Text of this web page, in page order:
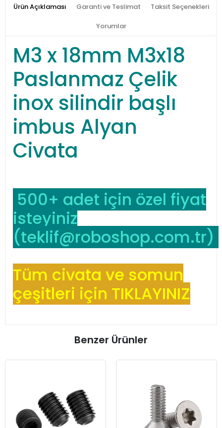
Ürün Açıklaması Garanti ve Teslimat Taksit Seçenekleri
Yorumlar
M3 x 18mm M3x18
Paslanmaz Çelik
inox silindir başlı
imbus Alyan
Civata
500+ adet için özel fiyat
isteyiniz
(teklif@roboshop.com.tr)
Tüm civata ve somun
çeşitleri için TIKLAYINIZ
Benzer Ürünler